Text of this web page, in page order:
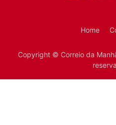
Home
Copyright © Correio da